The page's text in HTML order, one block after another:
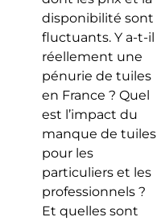
disponibilité sont
fluctuants. Y a-t-il
réellement une
pénurie de tuiles
en France ? Quel
est l’impact du
manque de tuiles
pour les
particuliers et les
professionnels ?
Et quelles sont